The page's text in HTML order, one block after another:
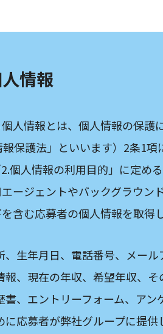
情報
人情報とは、個人情報の保護
保護法」といいます）2条1項
個人情報の利用目的」に定め
ージェントやバックグラウン
含む応募者の個人情報を取得し
、生年月日、電話番号、メー
報、現在の年収、希望年収、そ
書、エントリーフォーム、ア
に応募者が弊社グループに提